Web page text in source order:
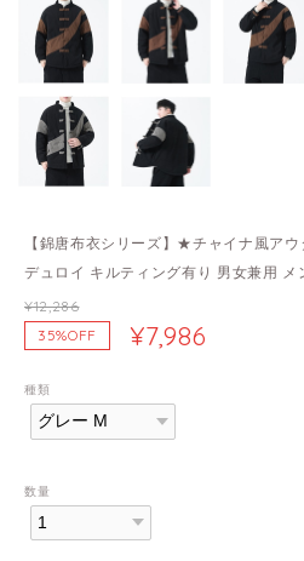
【錦唐布衣シリーズ】★チャイナ風ア
デュロイ キルティング有り 男女兼用 メ
¥12,286
35%OFF
¥7,986
種類
数量